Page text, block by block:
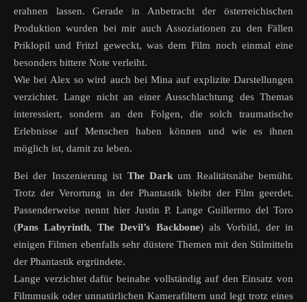
erahnen lassen. Gerade in Anbetracht der österreichischen
Produktion wurden bei mir auch Assoziationen zu den Fällen
Priklopil und Fritzl geweckt, was dem Film noch einmal eine
besonders bittere Note verleiht.
Wie bei Alex so wird auch bei Mina auf explizite Darstellungen
verzichtet. Lange nicht an einer Ausschlachtung des Themas
interessiert, sondern an den Folgen, die solch traumatische
Erlebnisse auf Menschen haben können und wie es ihnen
möglich ist, damit zu leben.
Bei der Inszenierung ist The Darkum Realitätsnähe bemüht.
Trotz der Verortung in der Phantastik bleibt der Film geerdet.
Passenderweise nennt hier Justin P. Lange Guillermo del Toro
(Pans Labyrinth,The Devil’s Backbone) als Vorbild, der in
einigen Filmen ebenfalls sehr düstere Themen mit den Stilmitteln
der Phantastik ergründete.
Lange verzichtet dafür beinahe vollständig auf den Einsatz von
Filmmusik oder unnatürlichen Kamerafiltern und legt trotz eines